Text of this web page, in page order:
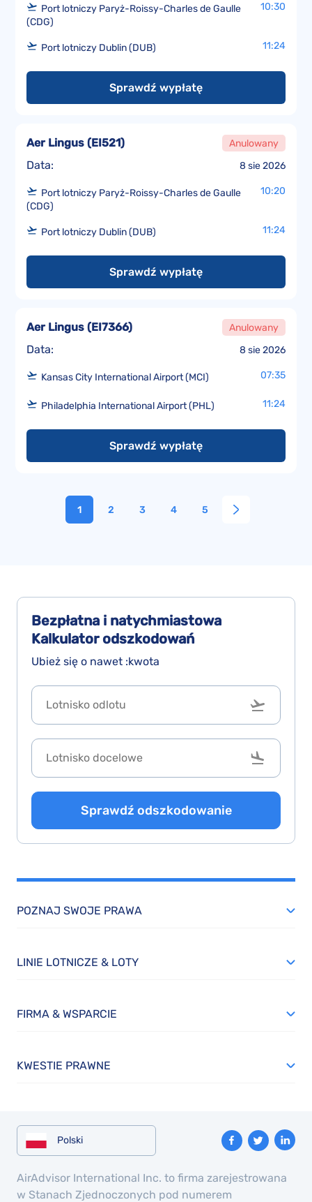
Port lotniczy Paryż-Roissy-Charles de Gaulle
(CDG)
10:30
Port lotniczy Dublin (DUB) 11:24
Sprawdź wypłatę
Data: 8 sie 2026
Aer Lingus (EI521) Anulowany
Port lotniczy Paryż-Roissy-Charles de Gaulle
(CDG)
10:20
Port lotniczy Dublin (DUB) 11:24
Sprawdź wypłatę
Data: 8 sie 2026
Aer Lingus (EI7366) Anulowany
Kansas City International Airport (MCI) 07:35
Philadelphia International Airport (PHL) 11:24
Sprawdź wypłatę
1 2 3 4 5
Bezpłatna i natychmiastowa
Kalkulator odszkodowań
Ubież się o nawet :kwota
Sprawdź odszkodowanie
POZNAJ SWOJE PRAWA
LINIE LOTNICZE & LOTY
FIRMA & WSPARCIE
KWESTIE PRAWNE
Polski
AirAdvisor International Inc. to firma zarejestrowana
w Stanach Zjednoczonych pod numerem